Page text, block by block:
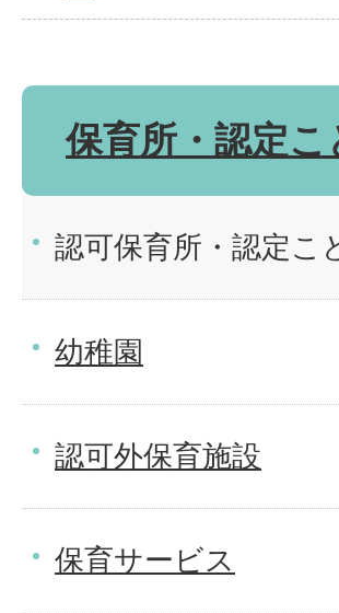
保育所・認定
認可保育所・認定こ
幼稚園
認可外保育施設
保育サービス